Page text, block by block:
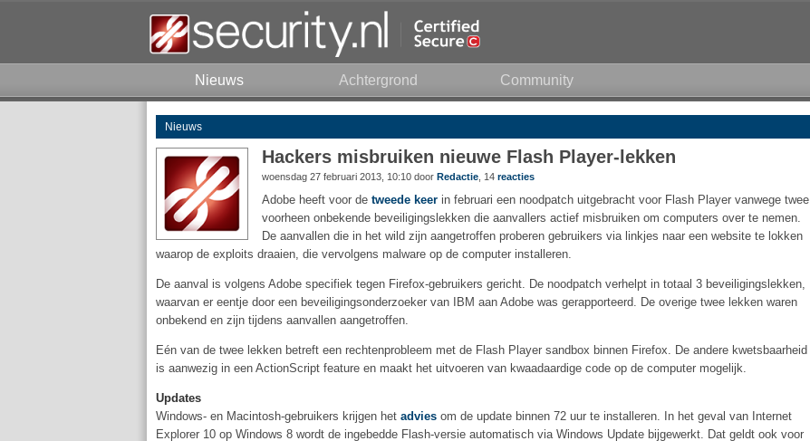
Nieuws Achtergrond Community
Nieuws
Hackers misbruiken nieuwe Flash Player-lekken
woensdag 27 februari 2013, 10:10 door Redactie , 14 reacties
Adobe heeft voor de tweede keer in februari een noodpatch uitgebracht voor Flash Player vanwege twee
voorheen onbekende beveiligingslekken die aanvallers actief misbruiken om computers over te nemen.
De aanvallen die in het wild zijn aangetroffen proberen gebruikers via linkjes naar een website te lokken
waarop de exploits draaien, die vervolgens malware op de computer installeren.
De aanval is volgens Adobe specifiek tegen Firefox-gebruikers gericht. De noodpatch verhelpt in totaal 3 beveiligingslekken,
waarvan er eentje door een beveiligingsonderzoeker van IBM aan Adobe was gerapporteerd. De overige twee lekken waren
onbekend en zijn tijdens aanvallen aangetroffen.
Eén van de twee lekken betreft een rechtenprobleem met de Flash Player sandbox binnen Firefox. De andere kwetsbaarheid
is aanwezig in een ActionScript feature en maakt het uitvoeren van kwaadaardige code op de computer mogelijk.
Updates
Windows- en Macintosh-gebruikers krijgen het advies om de update binnen 72 uur te installeren. In het geval van Internet
Explorer 10 op Windows 8 wordt de ingebedde Flash-versie automatisch via Windows Update bijgewerkt. Dat geldt ook voor